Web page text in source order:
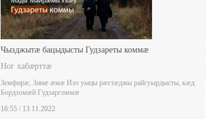
Чызджытæ бацыдысты Гудзареты коммæ
Ног хабæрттæ
Земфирæ, Зинæ æмæ Изо уыцы рæстæджы райгуырдысты, кæд
Бордзомæй Гудзаргоммæ
16:55 / 13.11.2022